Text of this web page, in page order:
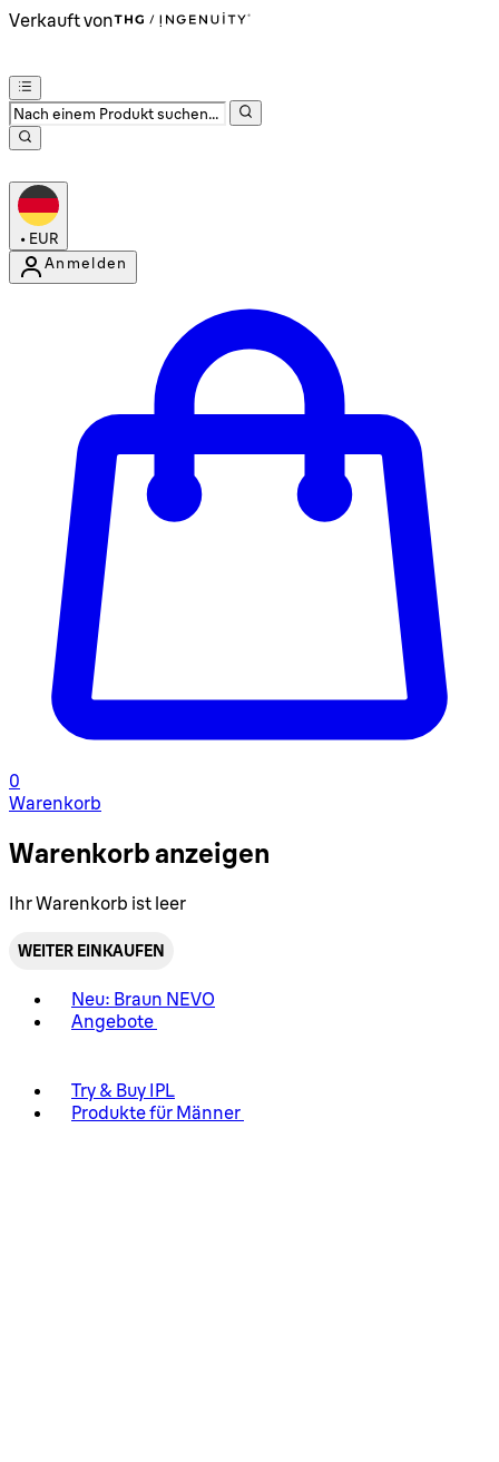
Verkauft von
• EUR
Anmelden
0
Warenkorb
Warenkorb anzeigen
Ihr Warenkorb ist leer
WEITER EINKAUFEN
Neu: Braun NEVO
Angebote
Try & Buy IPL
Produkte für Männer